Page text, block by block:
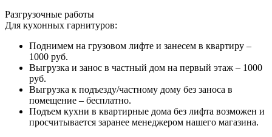
Разгрузочные работы
Для кухонных гарнитуров:
Поднимем на грузовом лифте и занесем в квартиру –
1000 руб.
Выгрузка и занос в частный дом на первый этаж – 1000
руб.
Выгрузка к подъезду/частному дому без заноса в
помещение – бесплатно.
Подъем кухни в квартирные дома без лифта возможен и
просчитывается заранее менеджером нашего магазина.